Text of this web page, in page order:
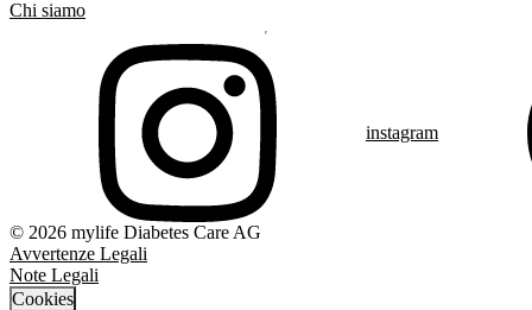
Chi siamo
instagram
© 2026 mylife Diabetes Care AG
Avvertenze Legali
Note Legali
Cookies